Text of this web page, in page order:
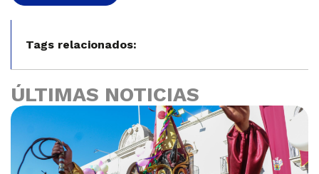
Tags relacionados:
ÚLTIMAS NOTICIAS